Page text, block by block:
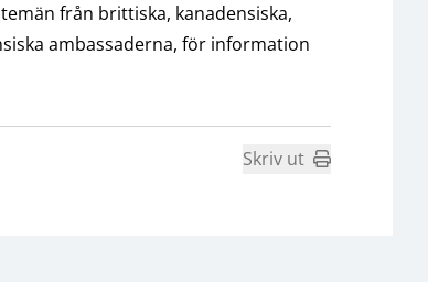
från brittiska, kanadensiska,
ambassaderna, för information
Skriv ut